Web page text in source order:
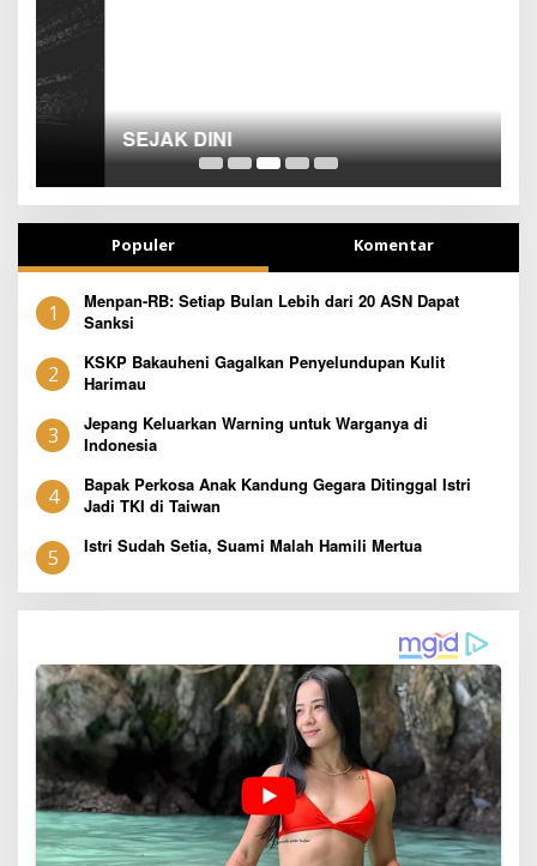
SEJAK DINI
Populer Komentar
1
Menpan-RB: Setiap Bulan Lebih dari 20 ASN Dapat
Sanksi
2
KSKP Bakauheni Gagalkan Penyelundupan Kulit
Harimau
3
Jepang Keluarkan Warning untuk Warganya di
Indonesia
4
Bapak Perkosa Anak Kandung Gegara Ditinggal Istri
Jadi TKI di Taiwan
5 Istri Sudah Setia, Suami Malah Hamili Mertua